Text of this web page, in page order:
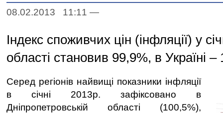
08.02.2013 11:11 —
Індекс споживчих цін (інфляції) у
області становив 99,9%, в Україні –
Серед регіонів найвищі показники інфляції
в січні 2013р. зафіксовано в
Дніпропетровській області (100,5%),